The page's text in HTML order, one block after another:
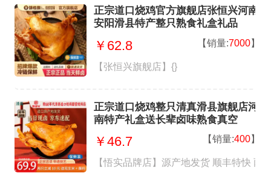
正宗道口烧鸡官方旗舰店张恒兴河南
安阳滑县特产整只熟食礼盒礼品
￥62.8 【销量:7000】
【张恒兴旗舰店】{}
正宗道口烧鸡整只清真滑县旗舰店河
南特产礼盒送长辈卤味熟食真空
￥46.7 【销量:400】
【悟实品牌店】源产地发货 顺丰特快 两